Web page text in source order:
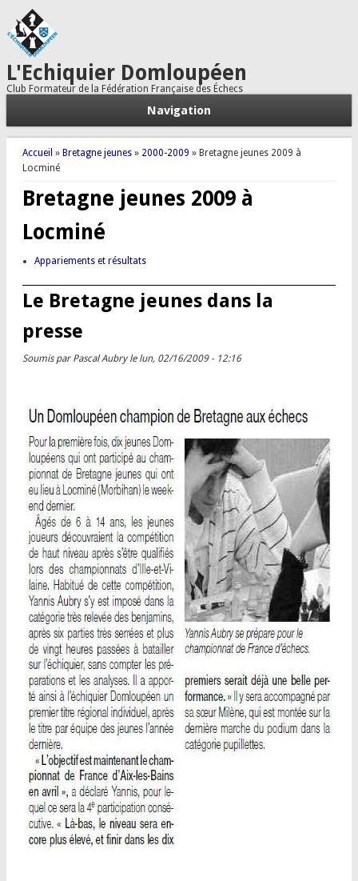
L'Echiquier Domloupéen
Club Formateur de la Fédération Française des Échecs
Navigation
Vous êtes ici
Accueil » Bretagne jeunes» 2000-2009 » Bretagne jeunes 2009 à
Locminé
Bretagne jeunes 2009 à
Locminé
Appariements et résultats
Le Bretagne jeunes dans la
presse
Soumis par Pascal Aubryle lun, 02/16/2009 - 12:16